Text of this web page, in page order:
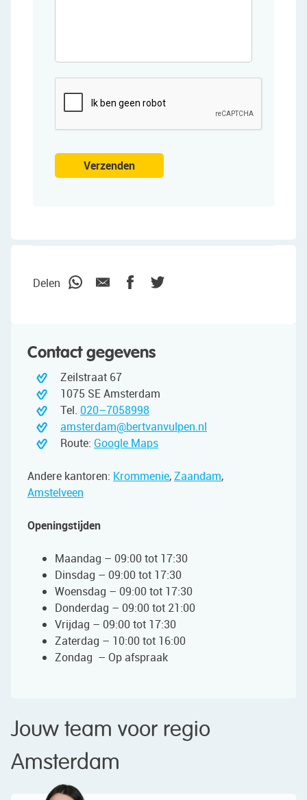
Verzenden
Delen
Contact gegevens
Zeilstraat 67
1075 SE Amsterdam
Tel. 020–7058998
amsterdam@bertvanvulpen.nl
Route: Google Maps
Andere kantoren: Krommenie,Zaandam,
Amstelveen
Openingstijden
Maandag – 09:00 tot 17:30
Dinsdag – 09:00 tot 17:30
Woensdag – 09:00 tot 17:30
Donderdag – 09:00 tot 21:00
Vrijdag – 09:00 tot 17:30
Zaterdag – 10:00 tot 16:00
Zondag – Op afspraak
Jouw team voor regio
Amsterdam